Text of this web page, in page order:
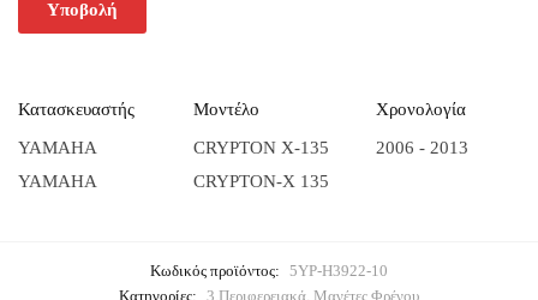
Κατασκευαστής Μοντέλο
Χρονολογία
YAMAHA
CRYPTON X-135
2006 - 2013
YAMAHA
CRYPTON-X 135
Κωδικός προϊόντος: 5YP-H3922-10
Κατηγορίες: 3.Περιφερειακά, Μανέτες Φρένου